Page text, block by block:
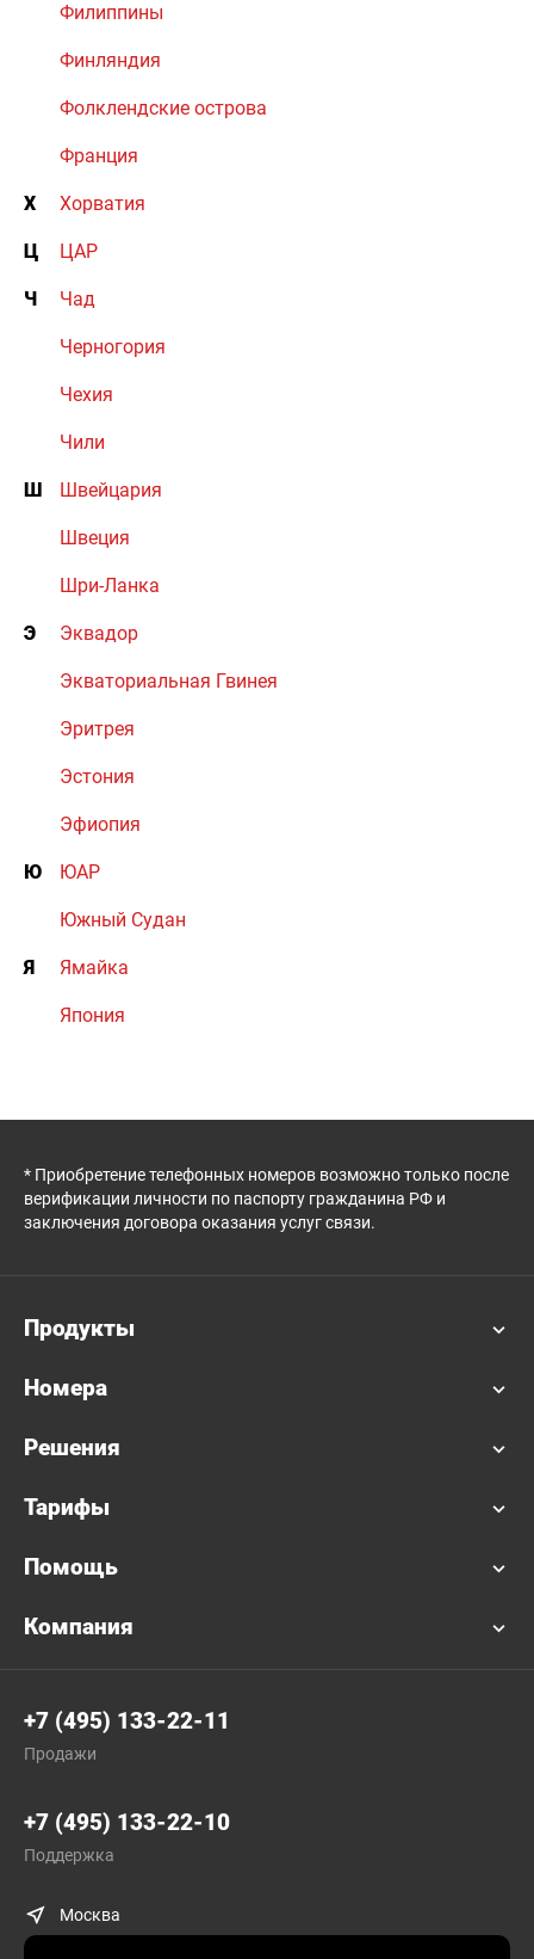
Филиппины
Финляндия
Фолклендские острова
Франция
Х Хорватия
Ц ЦАР
Ч Чад
Черногория
Чехия
Чили
Ш Швейцария
Швеция
Шри-Ланка
Э Эквадор
Экваториальная Гвинея
Эритрея
Эстония
Эфиопия
Ю ЮАР
Южный Судан
Я Ямайка
Япония
* Приобретение телефонных номеров возможно только после
верификации личности по паспорту гражданина РФ и
заключения договора оказания услуг связи.
Продукты
Номера
Решения
Тарифы
Помощь
Компания
+7 (495) 133-22-11
Продажи
+7 (495) 133-22-10
Поддержка
Москва